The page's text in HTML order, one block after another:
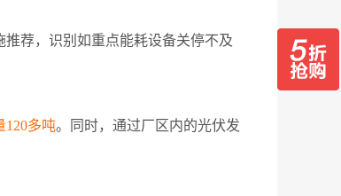
荐，识别如重点能耗设备关停不及
120多吨。同时，通过厂区内的光伏发